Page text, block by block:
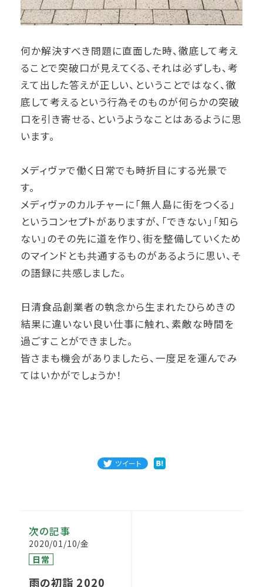
何か解決すべき問題に直面した時、徹底して考え
ることで突破口が見えてくる、それは必ずしも、考
えて出した答えが正しい、ということではなく、徹
底して考えるという行為そのものが何らかの突破
口を引き寄せる、というようなことはあるように思
います。
メディヴァで働く日常でも時折目にする光景で
す。
メディヴァのカルチャーに「無人島に街をつくる」
というコンセプトがありますが、「できない」「知ら
ない」のその先に道を作り、街を整備していくため
のマインドとも共通するものがあるように思い、そ
の語録に共感しました。
日清食品創業者の執念から生まれたひらめきの
結果に違いない良い仕事に触れ、素敵な時間を
過ごすことができました。
皆さまも機会がありましたら、一度足を運んでみ
てはいかがでしょうか！
ツイート
次の記事
2020/01/10/金
日常
雨の初詣 2020